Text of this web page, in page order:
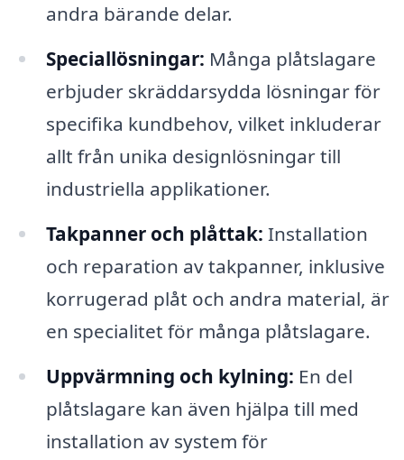
andra bärande delar.
Speciallösningar: Många plåtslagare
erbjuder skräddarsydda lösningar för
specifika kundbehov, vilket inkluderar
allt från unika designlösningar till
industriella applikationer.
Takpanner och plåttak: Installation
och reparation av takpanner, inklusive
korrugerad plåt och andra material, är
en specialitet för många plåtslagare.
Uppvärmning och kylning: En del
plåtslagare kan även hjälpa till med
installation av system för